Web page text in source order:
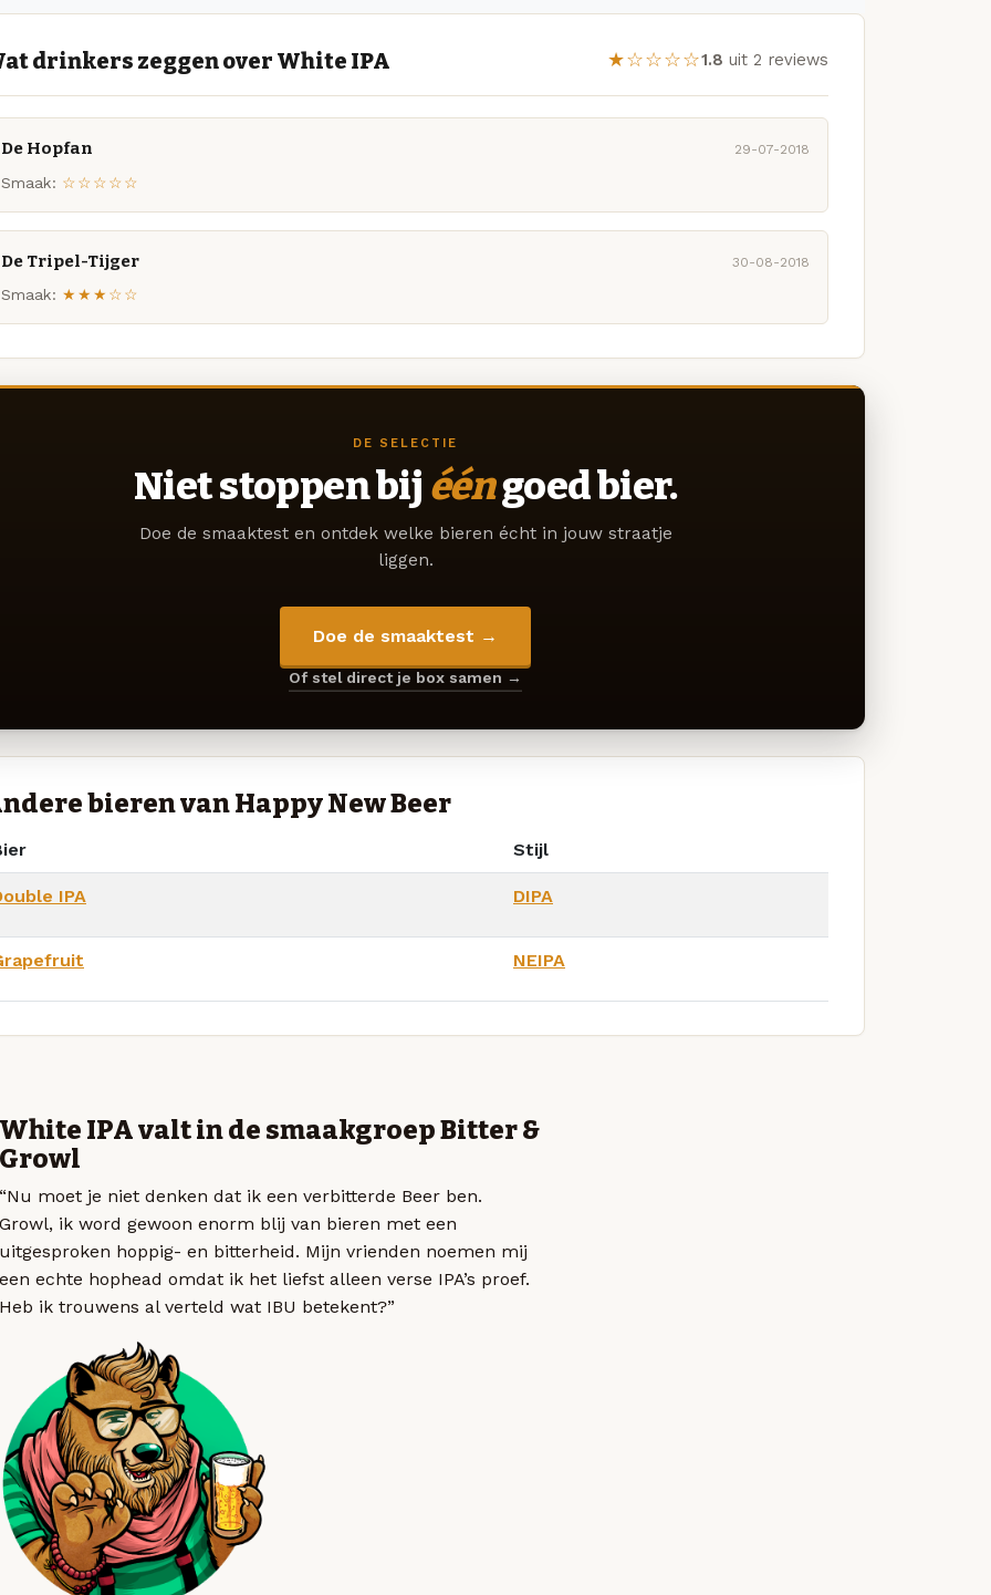
drinkers zeggen over White IPA ★☆☆☆☆1.8 uit 2 reviews
De Hopfan 29-07-2018
Smaak: ☆☆☆☆☆
De Tripel-Tijger 30-08-2018
Smaak: ★★★☆☆
DE SELECTIE
Niet stoppen bij ééngoed bier.
Doe de smaaktest en ontdek welke bieren écht in jouw straatje
liggen.
Doe de smaaktest →
Of stel direct je box samen →
bieren van Happy New Beer
Stijl
IPA DIPA
NEIPA
White IPA valt in de smaakgroep Bitter &
Growl
“Nu moet je niet denken dat ik een verbitterde Beer ben.
Growl, ik word gewoon enorm blij van bieren met een
uitgesproken hoppig- en bitterheid. Mijn vrienden noemen mij
een echte hophead omdat ik het liefst alleen verse IPA’s proef.
Heb ik trouwens al verteld wat IBU betekent?”